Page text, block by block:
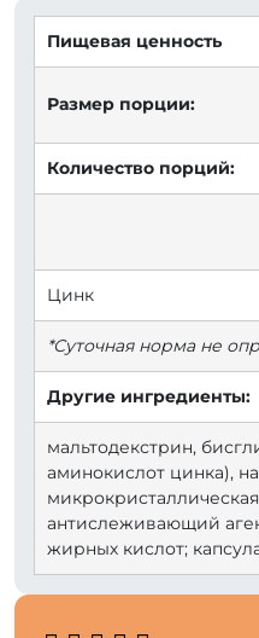
Пищевая ценность
Размер порции:
Количество порций:
Цинк
*Суточная норма не
Другие ингредиенты:
мальтодекстрин,
аминокислот цинка),
антислеживающий
жирных кислот;